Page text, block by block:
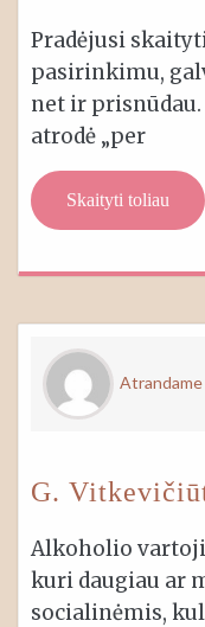
Pradėjusi
pasirinkimu,
net ir
atrodė „per
Skaityti toliau
G.
Alkoholio
kuri daugiau ar
socialinėmis,